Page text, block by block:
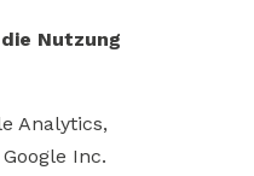
Nutzung
Analytics,
Inc.